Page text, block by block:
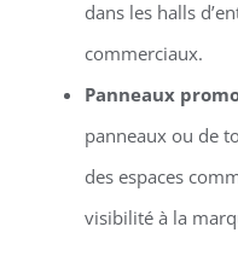
dans les halls
commerciaux.
Panneaux
panneaux ou de
des espaces
visibilité à la